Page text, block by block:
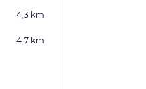
4,3 km
4,7 km